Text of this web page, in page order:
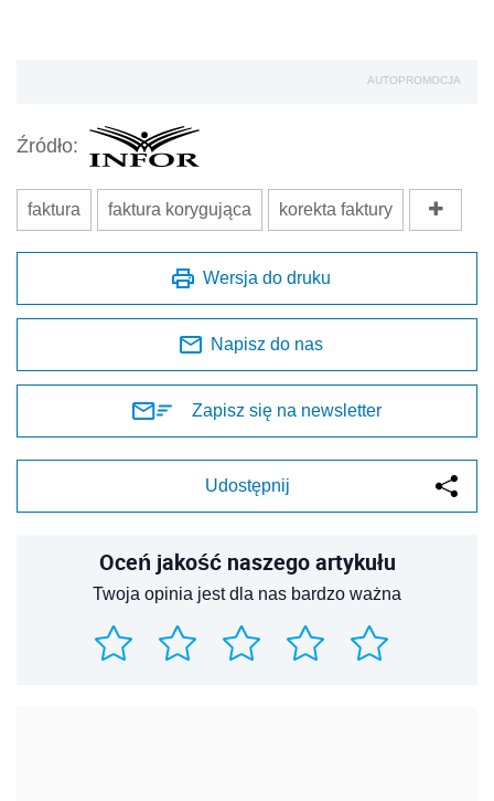
AUTOPROMOCJA
Źródło:
faktura faktura korygująca korekta faktury
Wersja do druku
Napisz do nas
Zapisz się na newsletter
Udostępnij
Oceń jakość naszego artykułu
Twoja opinia jest dla nas bardzo ważna